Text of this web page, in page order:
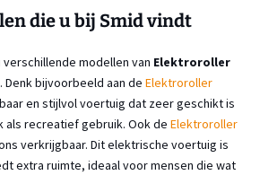
die u bij Smid vindt
modellen van Elektroroller
Denk bijvoorbeeld aan de Elektroroller
en stijlvol voertuig dat zeer geschikt is
recreatief gebruik. Ook de Elektroroller
verkrijgbaar. Dit elektrische voertuig is
extra ruimte, ideaal voor mensen die wat